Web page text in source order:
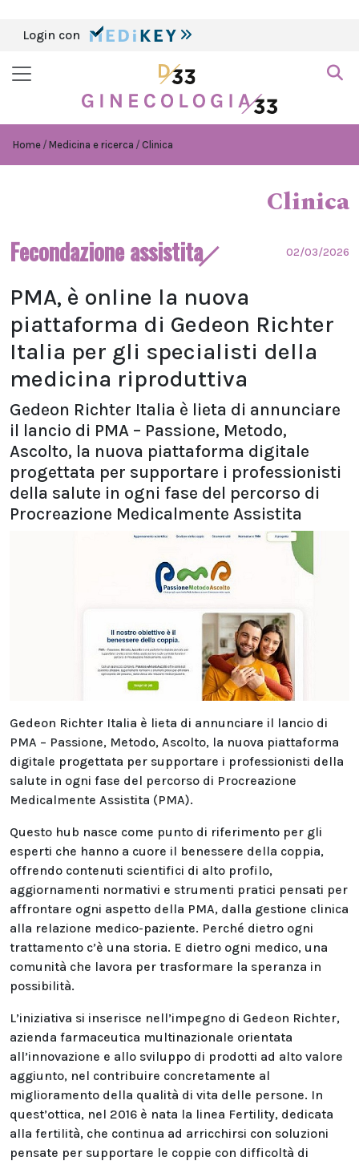
Login con
Home Medicina e ricerca Clinica
Clinica
Fecondazione assistita 02/03/2026
PMA, è online la nuova
piattaforma di Gedeon Richter
Italia per gli specialisti della
medicina riproduttiva
Gedeon Richter Italia è lieta di annunciare
il lancio di PMA – Passione, Metodo,
Ascolto, la nuova piattaforma digitale
progettata per supportare i professionisti
della salute in ogni fase del percorso di
Procreazione Medicalmente Assistita
Gedeon Richter Italia è lieta di annunciare il lancio di
PMA – Passione, Metodo, Ascolto, la nuova piattaforma
digitale progettata per supportare i professionisti della
salute in ogni fase del percorso di Procreazione
Medicalmente Assistita (PMA).
Questo hub nasce come punto di riferimento per gli
esperti che hanno a cuore il benessere della coppia,
offrendo contenuti scientifici di alto profilo,
aggiornamenti normativi e strumenti pratici pensati per
affrontare ogni aspetto della PMA, dalla gestione clinica
alla relazione medico-paziente. Perché dietro ogni
trattamento c’è una storia. E dietro ogni medico, una
comunità che lavora per trasformare la speranza in
possibilità.
L’iniziativa si inserisce nell’impegno di Gedeon Richter,
azienda farmaceutica multinazionale orientata
all’innovazione e allo sviluppo di prodotti ad alto valore
aggiunto, nel contribuire concretamente al
miglioramento della qualità di vita delle persone. In
quest’ottica, nel 2016 è nata la linea Fertility, dedicata
alla fertilità, che continua ad arricchirsi con soluzioni
pensate per supportare le coppie con difficoltà di